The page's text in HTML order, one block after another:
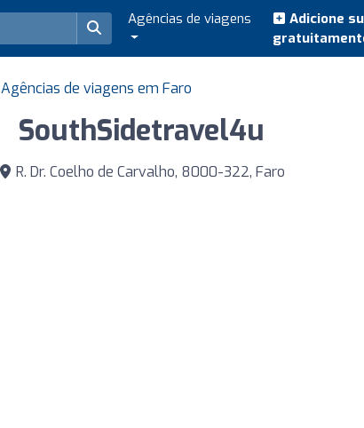
Agências de viagens
Adicione
Agências de viagens em Faro
SouthSidetravel4u
R. Dr. Coelho de Carvalho, 8000-322, Faro